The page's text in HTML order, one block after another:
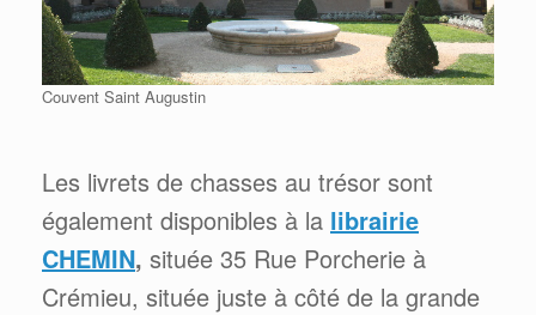
Couvent Saint Augustin
Les livrets de chasses au trésor sont
également disponibles à la librairie
CHEMIN, située 35 Rue Porcherie à
Crémieu, située juste à côté de la grande